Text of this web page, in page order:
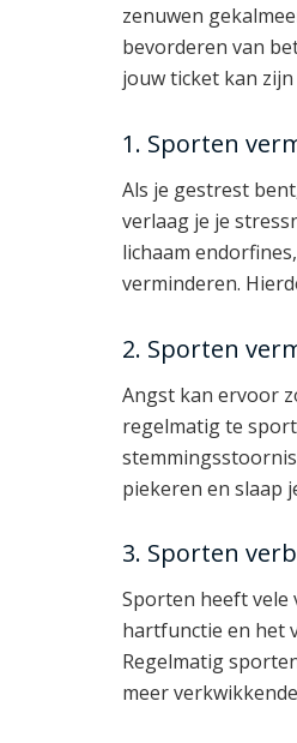
zenuwen
bevorderen van
jouw ticket kan
1. Sporten
Als je gestrest
verlaag je je
lichaam
verminderen.
2. Sporten
Angst kan ervoor
regelmatig te
piekeren en slaap
3. Sporten
Sporten heeft vele
hartfunctie en het
Regelmatig
meer